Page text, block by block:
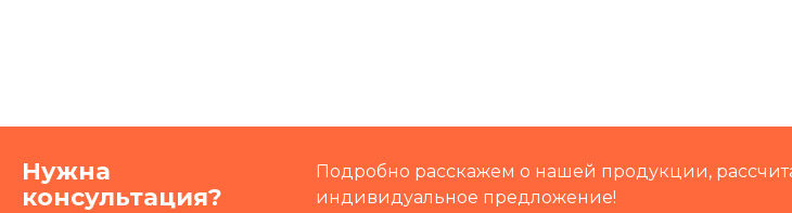
Нужна
консультация?
Подробно расскажем о нашей продукции,
индивидуальное предложение!